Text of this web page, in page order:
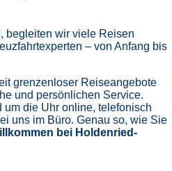
begleiten wir viele Reisen
– von Anfang bis
grenzenloser Reiseangebote
und persönlichen Service.
um die Uhr online, telefonisch
uns im Büro. Genau so, wie Sie
bei Holdenried-